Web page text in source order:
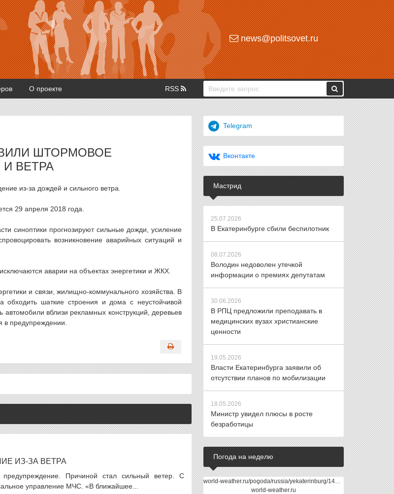
news@politsovet.ru
О проекте RSS
ШТОРМОВОЕ
ВЕТРА
из-за дождей и сильного ветра.
29 апреля 2018 года.
синоптики прогнозируют сильные дожди, усиление
возникновение аварийных ситуаций и
аварии на объектах энергетики и ЖКХ.
и связи, жилищно-коммунального хозяйства. В
шаткие строения и дома с неустойчивой
вблизи рекламных конструкций, деревьев
в предупреждении.
ИЗ-ЗА ВЕТРА
Причиной стал сильный ветер. С
управление МЧС. «В ближайшее...
Telegram
Вконтакте
Мастрид
25.07.2026
В Екатеринбурге сбили беспилотник
08.07.2026
Володин недоволен утечкой
информации о премиях депутатам
30.06.2026
В РПЦ предложили преподавать в
медицинских вузах христианские
ценности
19.05.2026
Власти Екатеринбурга заявили об
отсутствии планов по мобилизации
18.05.2026
Министр увидел плюсы в росте
безработицы
Погода на неделю
world-weather.ru/pogoda/russia/yekaterinburg/14days/
world-weather.ru